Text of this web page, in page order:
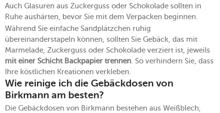
Auch Glasuren aus Zuckerguss oder Schokolade sollten in
Ruhe aushärten, bevor Sie mit dem Verpacken beginnen.
Während Sie einfache Sandplätzchen ruhig
übereinanderstapeln können, sollten Sie Gebäck, das mit
Marmelade, Zuckerguss oder Schokolade verziert ist, jeweils
mit einer Schicht Backpapier trennen. So verhindern Sie, dass
Ihre köstlichen Kreationen verkleben.
Wie reinige ich die Gebäckdosen von
Birkmann am besten?
Die Gebäckdosen von Birkmann bestehen aus Weißblech,